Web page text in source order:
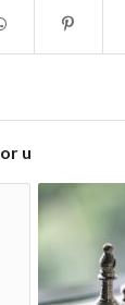
u